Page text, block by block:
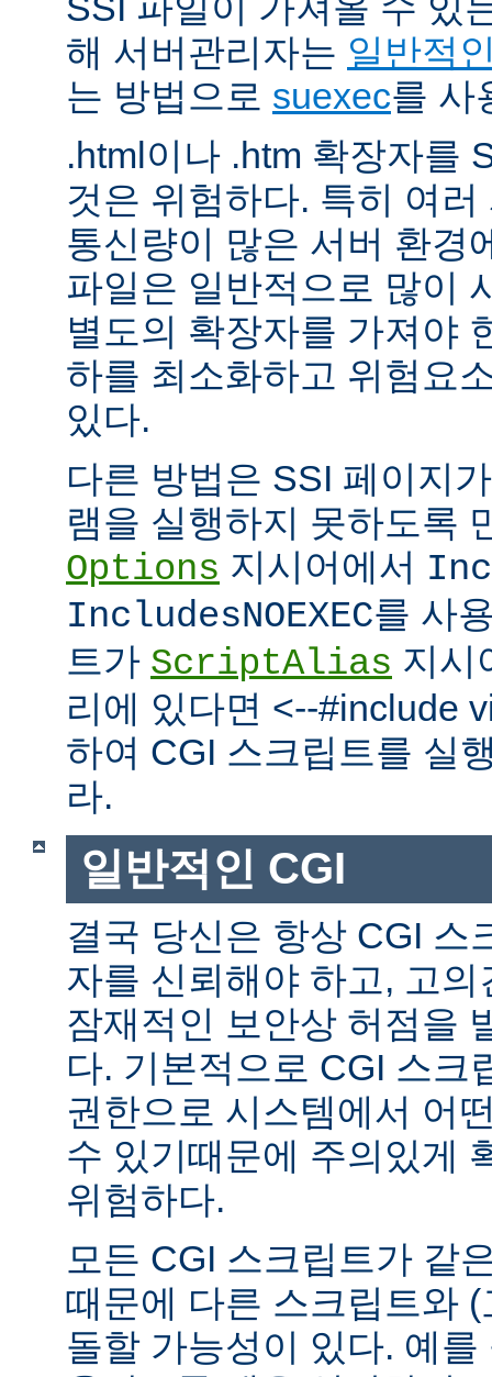
해 서버관리자는 일반적
는 방법으로 suexec를 사
.html이나 .htm 확장자를
것은 위험하다. 특히 여
통신량이 많은 서버 환경
파일은 일반적으로 많이
별도의 확장자를 가져야
하를 최소화하고 위험요
있다.
다른 방법은 SSI 페이지
램을 실행하지 못하도록
Options 지시어에서
IncludesNOEXEC를 사
트가 ScriptAlias 지시
리에 있다면 <--#include
하여 CGI 스크립트를 실
라.
일반적인 CGI
결국 당신은 항상 CGI 스
자를 신뢰해야 하고, 고
잠재적인 보안상 허점을
다. 기본적으로 CGI 스크
권한으로 시스템에서 어
수 있기때문에 주의있게
위험하다.
모든 CGI 스크립트가 같
때문에 다른 스크립트와
돌할 가능성이 있다. 예